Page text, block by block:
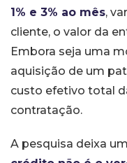
1% e 3% ao mês,
cliente, o valor da
Embora seja uma
aquisição de um
custo efetivo total
contratação.
A pesquisa deixa